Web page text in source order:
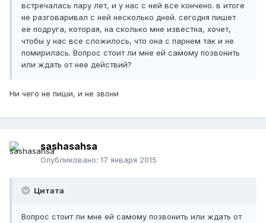
встречалась пару лет, и у нас с ней все кончено. в итоге
не разговаривал с ней несколько дней. сегодня пишет
ее подруга, которая, на сколько мне известна, хочет,
чтобы у нас все сложилось, что она с парнем так и не
помирилась. Вопрос стоит ли мне ей самому позвонить
или ждать от нее действий?
Ни чего не пиши, и не звони
sashasahsa
Опубликовано: 17 января 2015
Цитата
Вопрос стоит ли мне ей самому позвонить или ждать от